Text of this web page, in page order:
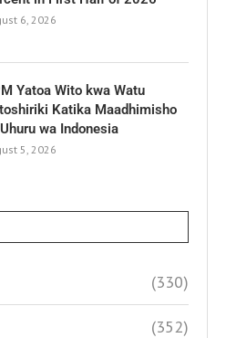
6, 2026
Yatoa Wito kwa Watu
Katika Maadhimisho
wa Indonesia
5, 2026
(330)
(352)